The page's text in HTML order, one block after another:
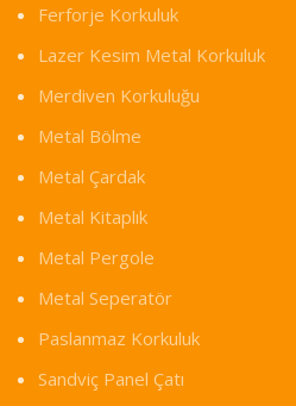
Ferforje Korkuluk
Lazer Kesim Metal Korkuluk
Merdiven Korkuluğu
Metal Bölme
Metal Çardak
Metal Kitaplık
Metal Pergole
Metal Seperatör
Paslanmaz Korkuluk
Sandviç Panel Çatı